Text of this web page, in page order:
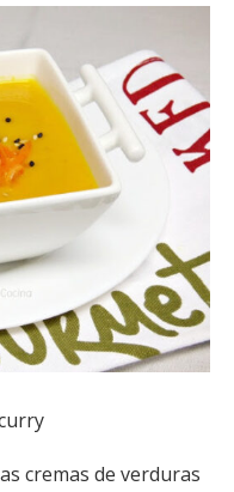
cremas de verduras